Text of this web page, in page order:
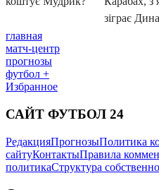
главная
матч-центр
прогнозы
футбол +
Избранное
САЙТ ФУТБОЛ 24
РедакцияПрогнозыПолитика
сайтуКонтактыПравила
политикаСтруктура